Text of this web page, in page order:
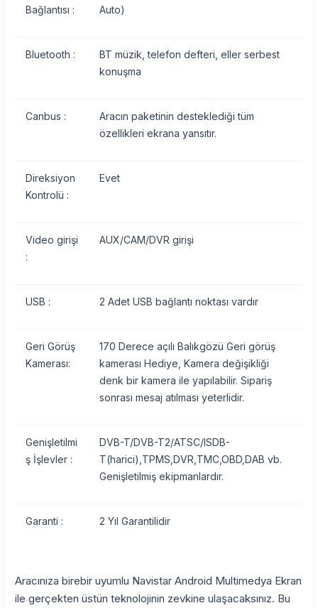
Bağlantısı : Auto)
Bluetooth :
BT müzik, telefon defteri, eller serbest
konuşma
Canbus :
Aracın paketinin desteklediği tüm
özellikleri ekrana yansıtır.
Direksiyon
Kontrolü :
Evet
Video girişi
:
AUX/CAM/DVR girişi
USB : 2 Adet USB bağlantı noktası vardır
Geri Görüş
Kamerası:
170 Derece açılı Balıkgözü Geri görüş
kamerası Hediye, Kamera değişikliği
denk bir kamera ile yapılabilir. Sipariş
sonrası mesaj atılması yeterlidir.
Genişletilmi
ş İşlevler :
DVB-T/DVB-T2/ATSC/ISDB-
T(harici),TPMS,DVR,TMC,OBD,DAB vb.
Genişletilmiş ekipmanlardır.
Garanti : 2 Yıl Garantilidir
Aracınıza birebir uyumlu Navistar Android Multimedya Ekran
ile gerçekten üstün teknolojinin zevkine ulaşacaksınız. Bu